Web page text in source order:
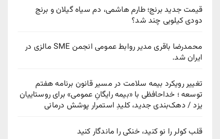
قیمت جدید برنج؛ طارم هاشمی، دم سیاه گیلان و برنج
دودی کیلویی چند شد؟
محمدرضا باقری مدیر روابط عمومی انجمن SME مالزی در
ایران شد.
تغییر رویکرد بیمه سلامت در مسیر قانون برنامه هفتم
توسعه ؛ خداحافظی با «بیمه رایگانِ عمومی» برای روستاییان
یزد / دهک‌بندی جدید، کلیدِ استمرار پوشش درمانی
قلب کولر را نو کنید، خنکی را ماندگار کنید